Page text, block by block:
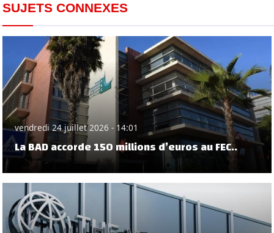
SUJETS CONNEXES
vendredi 24 juillet 2026 - 14:01
La BAD accorde 150 millions d’euros au FEC..